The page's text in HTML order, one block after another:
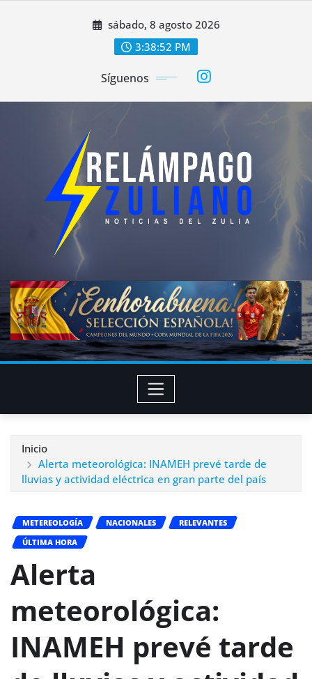
sábado, 8 agosto 2026
3:38:54 PM
Síguenos
Inicio
Alerta meteorológica: INAMEH prevé tarde de
lluvias y actividad eléctrica en gran parte del país
METEREOLOGÍA NACIONALES
RELEVANTES
ÚLTIMA HORA
Alerta
meteorológica:
INAMEH prevé tarde